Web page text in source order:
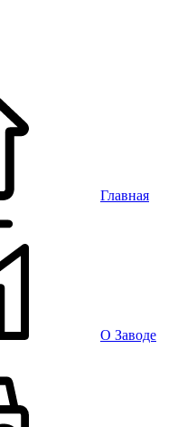
Главная
О Заводе